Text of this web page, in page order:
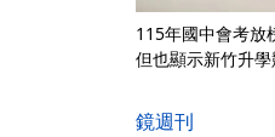
115年國中會考放
但也顯示新竹升
鏡週刊